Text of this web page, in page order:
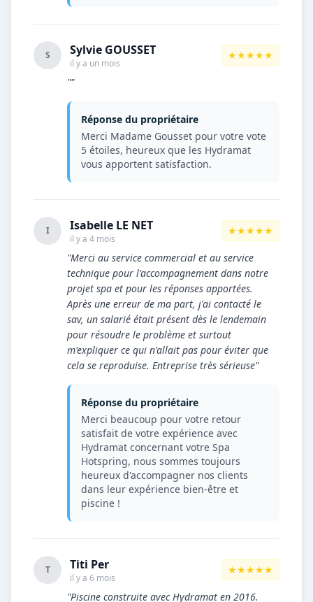
S Sylvie GOUSSET
il y a un mois
★★★★★
""
Réponse du propriétaire
Merci Madame Gousset pour votre vote
5 étoiles, heureux que les Hydramat
vous apportent satisfaction.
I Isabelle LE NET
il y a 4 mois
★★★★★
"Merci au service commercial et au service
technique pour l'accompagnement dans notre
projet spa et pour les réponses apportées.
Après une erreur de ma part, j'ai contacté le
sav, un salarié était présent dès le lendemain
pour résoudre le problème et surtout
m'expliquer ce qui n'allait pas pour éviter que
cela se reproduise. Entreprise très sérieuse"
Réponse du propriétaire
Merci beaucoup pour votre retour
satisfait de votre expérience avec
Hydramat concernant votre Spa
Hotspring, nous sommes toujours
heureux d'accompagner nos clients
dans leur expérience bien-être et
piscine !
T Titi Per
il y a 6 mois
★★★★★
"Piscine construite avec Hydramat en 2016.